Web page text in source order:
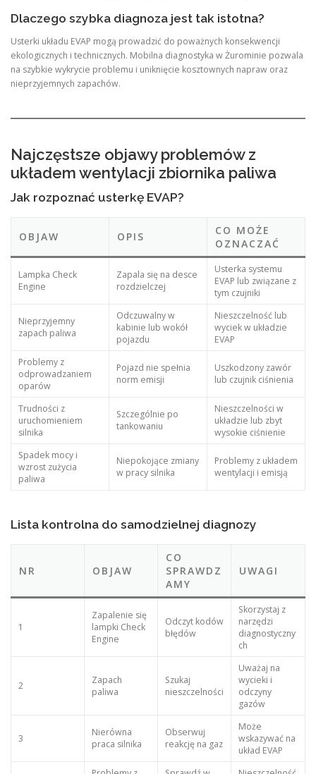
Dlaczego szybka diagnoza jest tak istotna?
Usterki układu EVAP mogą prowadzić do poważnych konsekwencji
ekologicznych i technicznych. Mobilna diagnostyka w Żurominie pozwala
na szybkie wykrycie problemu i uniknięcie kosztownych napraw oraz
nieprzyjemnych zapachów.
Najczęstsze objawy problemów z
układem wentylacji zbiornika paliwa
Jak rozpoznać usterkę EVAP?
OBJAW OPIS
CO MOŻE
OZNACZAĆ
Lampka Check
Engine
Zapala się na desce
rozdzielczej
Usterka systemu
EVAP lub związane z
tym czujniki
Nieprzyjemny
zapach paliwa
Odczuwalny w
kabinie lub wokół
pojazdu
Nieszczelność lub
wyciek w układzie
EVAP
Problemy z
odprowadzaniem
oparów
Pojazd nie spełnia
norm emisji
Uszkodzony zawór
lub czujnik ciśnienia
Trudności z
uruchomieniem
silnika
Szczególnie po
tankowaniu
Nieszczelności w
układzie lub zbyt
wysokie ciśnienie
Spadek mocy i
wzrost zużycia
paliwa
Niepokojące zmiany
w pracy silnika
Problemy z układem
wentylacji i emisją
Lista kontrolna do samodzielnej diagnozy
NR OBJAW
CO
SPRAWDZ
AMY
UWAGI
1
Zapalenie się
lampki Check
Engine
Odczyt kodów
błędów
Skorzystaj z
narzędzi
diagnostyczny
ch
2
Zapach
paliwa
Szukaj
nieszczelności
Uważaj na
wycieki i
odczyny
gazów
3
Nierówna
praca silnika
Obserwuj
reakcję na gaz
Może
wskazywać na
układ EVAP